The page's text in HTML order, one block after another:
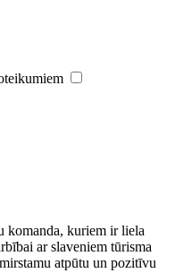
komanda, kuriem ir liela
ar slaveniem tūrisma
atpūtu un pozitīvu